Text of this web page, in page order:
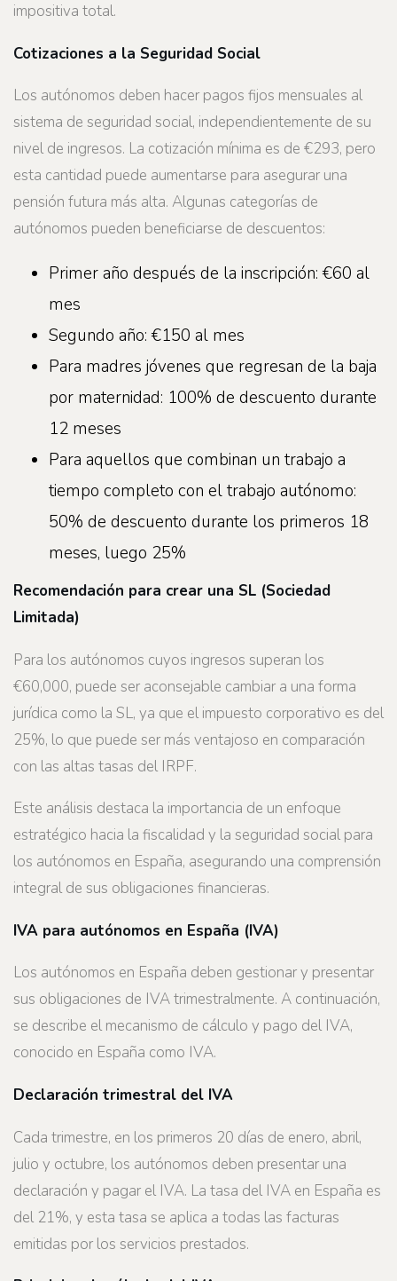
impositiva total.
Cotizaciones a la Seguridad Social
Los autónomos deben hacer pagos fijos mensuales al
sistema de seguridad social, independientemente de su
nivel de ingresos. La cotización mínima es de €293, pero
esta cantidad puede aumentarse para asegurar una
pensión futura más alta. Algunas categorías de
autónomos pueden beneficiarse de descuentos:
Primer año después de la inscripción: €60 al
mes
Segundo año: €150 al mes
Para madres jóvenes que regresan de la baja
por maternidad: 100% de descuento durante
12 meses
Para aquellos que combinan un trabajo a
tiempo completo con el trabajo autónomo:
50% de descuento durante los primeros 18
meses, luego 25%
Recomendación para crear una SL (Sociedad
Limitada)
Para los autónomos cuyos ingresos superan los
€60,000, puede ser aconsejable cambiar a una forma
jurídica como la SL, ya que el impuesto corporativo es del
25%, lo que puede ser más ventajoso en comparación
con las altas tasas del IRPF.
Este análisis destaca la importancia de un enfoque
estratégico hacia la fiscalidad y la seguridad social para
los autónomos en España, asegurando una comprensión
integral de sus obligaciones financieras.
IVA para autónomos en España (IVA)
Los autónomos en España deben gestionar y presentar
sus obligaciones de IVA trimestralmente. A continuación,
se describe el mecanismo de cálculo y pago del IVA,
conocido en España como IVA.
Declaración trimestral del IVA
Cada trimestre, en los primeros 20 días de enero, abril,
julio y octubre, los autónomos deben presentar una
declaración y pagar el IVA. La tasa del IVA en España es
del 21%, y esta tasa se aplica a todas las facturas
emitidas por los servicios prestados.